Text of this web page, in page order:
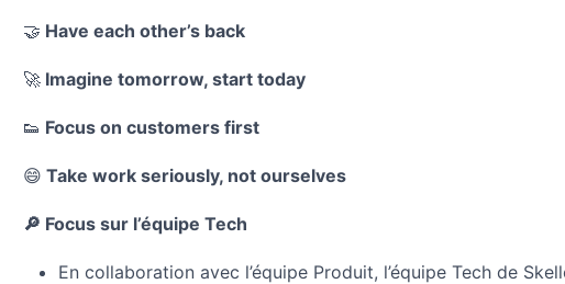
🤝 Have each other’s back
🚀 Imagine tomorrow, start today
👟 Focus on customers first
😄 Take work seriously, not ourselves
🔎 Focus sur l’équipe Tech
En collaboration avec l’équipe Produit, l’équipe Tech de